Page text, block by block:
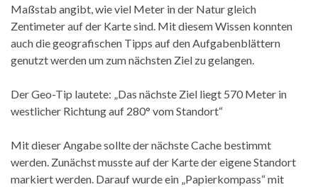
Maßstab angibt, wie viel Meter in der Natur gleich
Zentimeter auf der Karte sind. Mit diesem Wissen konnten
auch die geografischen Tipps auf den Aufgabenblättern
genutzt werden um zum nächsten Ziel zu gelangen.
Der Geo-Tip lautete: „Das nächste Ziel liegt 570 Meter in
westlicher Richtung auf 280° vom Standort“
Mit dieser Angabe sollte der nächste Cache bestimmt
werden. Zunächst musste auf der Karte der eigene Standort
markiert werden. Darauf wurde ein „Papierkompass“ mit